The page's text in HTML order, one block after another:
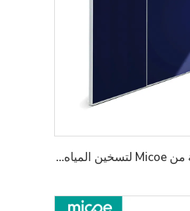
مجمّع طاقة شمسيّة حراريّة من Micoe لتسخين المياه الساخنة